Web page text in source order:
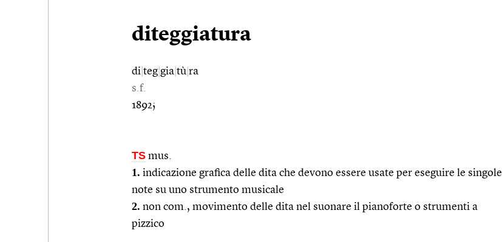
diteggiatura
di teg gia tù ra
s.f.
1892;
TS mus.
1. indicazione grafica delle dita che devono essere usate per eseguire le singole
note su uno strumento musicale
2. non com., movimento delle dita nel suonare il pianoforte o strumenti a
pizzico